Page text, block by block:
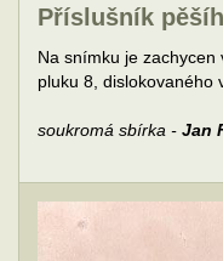
Příslušník
Na snímku je
pluku 8, dislokovaného
soukromá sbírka - Jan